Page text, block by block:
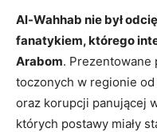
Al-Wahhab nie był
fanatykiem, którego
Arabom. Prezentowane
toczonych w regionie
oraz korupcji panującej
których postawy miały